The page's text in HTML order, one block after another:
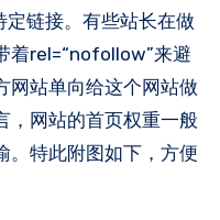
定链接。有些站长在做
着rel=“nofollow”来避
网站单向给这个网站做
，网站的首页权重一般
。特此附图如下，方便